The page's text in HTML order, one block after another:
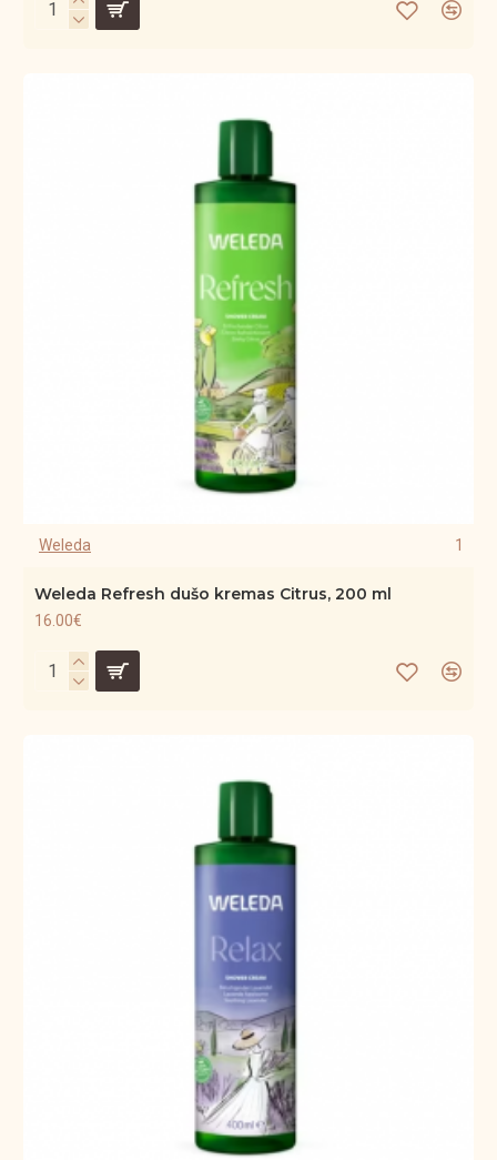
Weleda 1
Weleda Refresh dušo kremas Citrus, 200 ml
16.00€